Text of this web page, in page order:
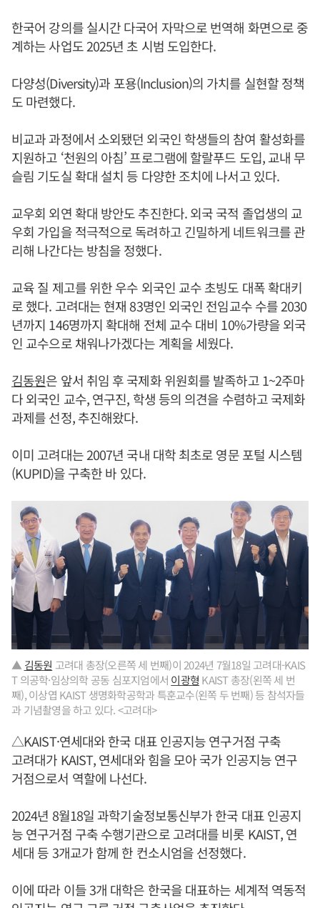
한국어 강의를 실시간 다국어 자막으로 번역해 화면으로 중
계하는 사업도 2025년 초 시범 도입한다.
다양성(Diversity)과 포용(Inclusion)의 가치를 실현할 정책
도 마련했다.
비교과 과정에서 소외됐던 외국인 학생들의 참여 활성화를
지원하고 ‘천원의 아침’ 프로그램에 할랄푸드 도입, 교내 무
슬림 기도실 확대 설치 등 다양한 조치에 나서고 있다.
교우회 외연 확대 방안도 추진한다. 외국 국적 졸업생의 교
우회 가입을 적극적으로 독려하고 긴밀하게 네트워크를 관
리해 나간다는 방침을 정했다.
교육 질 제고를 위한 우수 외국인 교수 초빙도 대폭 확대키
로 했다. 고려대는 현재 83명인 외국인 전임교수 수를 2030
년까지 146명까지 확대해 전체 교수 대비 10%가량을 외국
인 교수으로 채워나가겠다는 계획을 세웠다.
김동원은 앞서 취임 후 국제화 위원회를 발족하고 1~2주마
다 외국인 교수, 연구진, 학생 등의 의견을 수렴하고 국제화
과제를 선정, 추진해왔다.
이미 고려대는 2007년 국내 대학 최초로 영문 포털 시스템
(KUPID)을 구축한 바 있다.
▲ 김동원 고려대 총장(오른쪽 세 번째)이 2024년 7월18일 고려대-KAIS
T 의공학·임상의학 공동 심포지엄에서 이광형 KAIST 총장(왼쪽 세 번
째), 이상엽 KAIST 생명화학공학과 특훈교수(왼쪽 두 번째) 등 참석자들
과 기념촬영을 하고 있다. <고려대>
△KAIST·연세대와 한국 대표 인공지능 연구거점 구축
고려대가 KAIST, 연세대와 힘을 모아 국가 인공지능 연구
거점으로서 역할에 나선다.
2024년 8월18일 과학기술정보통신부가 한국 대표 인공지
능 연구거점 구축 수행기관으로 고려대를 비롯 KAIST, 연
세대 등 3개교가 함께 한 컨소시엄을 선정했다.
이에 따라 이들 3개 대학은 한국을 대표하는 세계적 역동적